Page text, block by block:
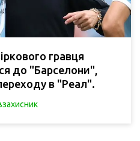
гравця
до "Барселони",
в "Реал".